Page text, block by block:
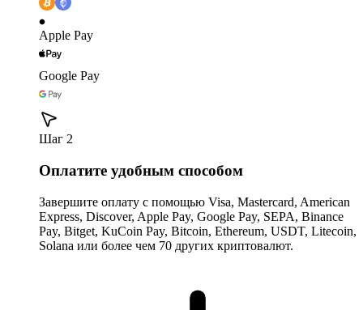
Apple Pay
Google Pay
Шаг 2
Оплатите удобным способом
Завершите оплату с помощью Visa, Mastercard, American
Express, Discover, Apple Pay, Google Pay, SEPA, Binance
Pay, Bitget, KuCoin Pay, Bitcoin, Ethereum, USDT, Litecoin,
Solana или более чем 70 других криптовалют.